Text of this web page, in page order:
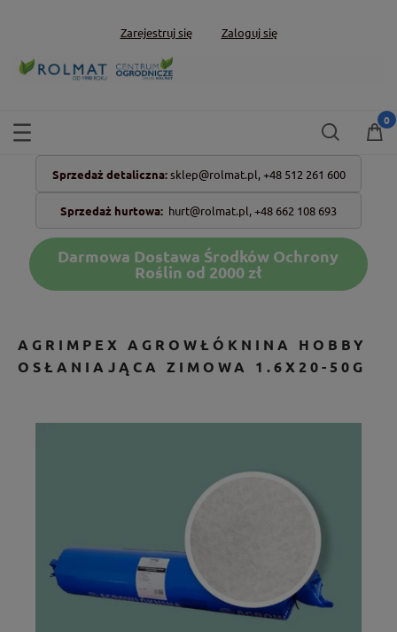
Zarejestruj się Zaloguj się
Sprzedaż detaliczna: sklep@rolmat.pl, +48 512 261 600
Sprzedaż hurtowa: hurt@rolmat.pl,+48 662 108 693
Darmowa Dostawa Środków Ochrony
Roślin od 2000 zł
AGRIMPEX AGROWŁÓKNINA HOBBY
OSŁANIAJĄCA ZIMOWA 1.6X20-50G